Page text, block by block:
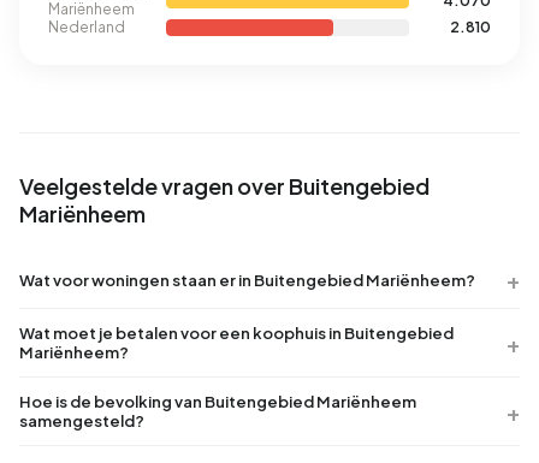
Mariënheem
Nederland
2.810
Veelgestelde vragen over Buitengebied
Mariënheem
Wat voor woningen staan er in Buitengebied Mariënheem?
Wat moet je betalen voor een koophuis in Buitengebied
Mariënheem?
Hoe is de bevolking van Buitengebied Mariënheem
samengesteld?